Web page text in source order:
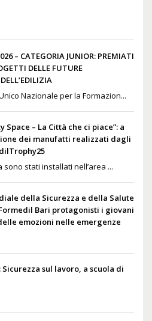
– CATEGORIA JUNIOR: PREMIATI
DELLE FUTURE
Nazionale per la Formazion...
Space – La Città che ci piace”: a
dei manufatti realizzati dagli
stati installati nell’area ...
della Sicurezza e della Salute
Bari protagonisti i giovani
emozioni nelle emergenze
Sicurezza sul lavoro, a scuola di